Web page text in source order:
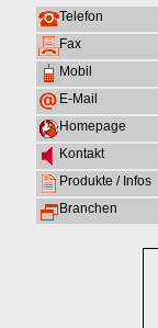
Telefon
Fax
Mobil
E-Mail
Homepage
Kontakt
Produkte / Infos
Branchen